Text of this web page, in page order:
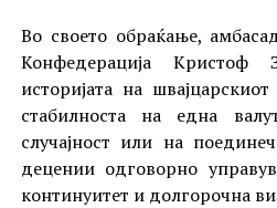
Во своето обраќање,
Конфедерација Кристоф
историјата на
стабилноста на една
случајност или на
децении одговорно
континуитет и долгорочна